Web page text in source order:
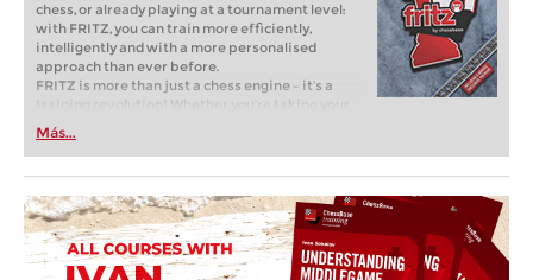
chess, or already playing at a tournament level:
with FRITZ, you can train more efficiently,
intelligently and with a more personalised
approach than ever before.
FRITZ is more than just a chess engine – it’s a
training revolution! Whether you’re taking your
first steps into the world of club chess, or already
playing at a tournament level: with FRITZ, you can
train more efficiently, intelligently and with a
more personalised approach than ever before.
Más...